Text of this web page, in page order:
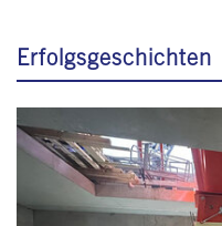
Erfolgsgeschichten